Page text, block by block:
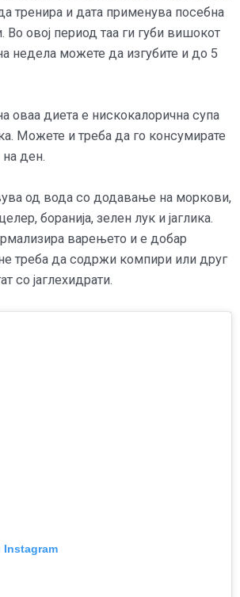
тренира и дата применува посебна
Во овој период таа ги губи вишокот
недела можете да изгубите и до 5
оваа диета е нискокалорична супа
Можете и треба да го консумирате
ден.
од вода со додавање на моркови,
боранија, зелен лук и јаглика.
варењето и е добар
треба да содржи компири или друг
со јаглехидрати.